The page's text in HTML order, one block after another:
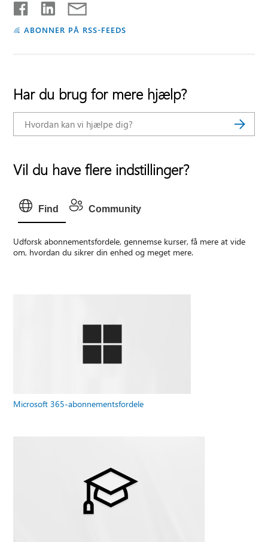
ABONNER PÅ RSS-FEEDS
Har du brug for mere hjælp?
Vil du have flere indstillinger?
Find Community
Udforsk abonnementsfordele, gennemse kurser, få mere at vide
om, hvordan du sikrer din enhed og meget mere.
Microsoft 365-abonnementsfordele